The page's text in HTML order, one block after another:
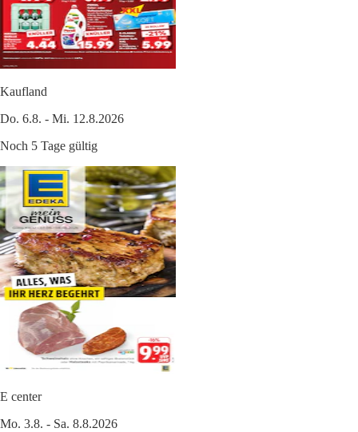
Kaufland
Do. 6.8. - Mi. 12.8.2026
Noch 5 Tage gültig
E center
Mo. 3.8. - Sa. 8.8.2026